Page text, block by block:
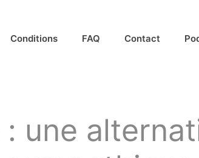
Conditions FAQ Contact
une